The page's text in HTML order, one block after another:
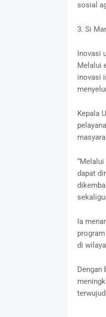
sosial
3. Si
Inovasi
Melalui
inovasi
Kepala
dapat
Ia
di
Dengan